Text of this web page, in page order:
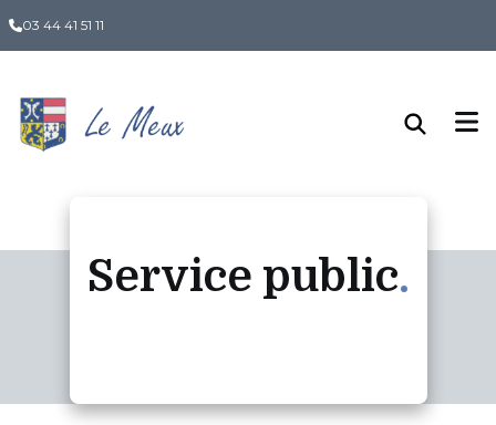
03 44 41 51 11
Service public
Panneau de gestion des cookies